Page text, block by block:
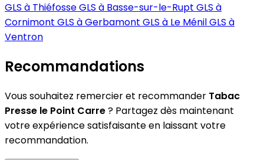
GLS à ThiéfosseGLS à Basse-sur-le-Rupt GLS à
Cornimont GLS à Gerbamont GLS à Le MénilGLS à
Ventron
Recommandations
Vous souhaitez remercier et recommander Tabac
Presse le Point Carre? Partagez dès maintenant
votre expérience satisfaisante en laissant votre
recommandation.